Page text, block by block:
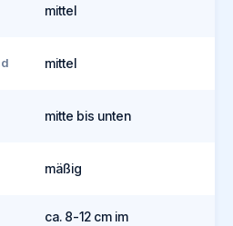
mittel
mittel
mitte bis unten
mäßig
ca. 8-12 cm im